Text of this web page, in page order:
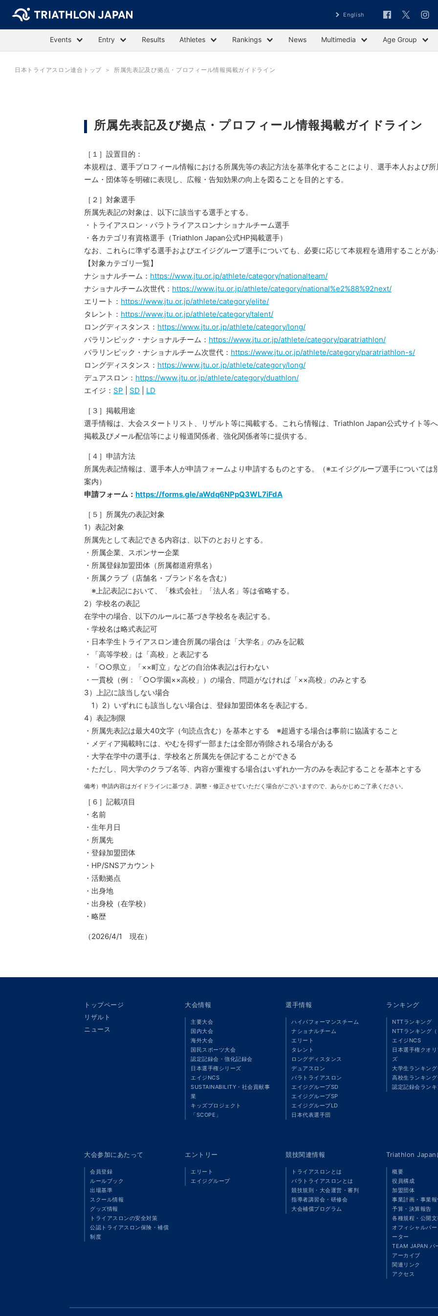
English
Events Entry Results Athletes Rankings News Multimedia Age Group
日本トライアスロン連合トップ 所属先表記及び拠点・プロフィール情報掲載ガイドライン
所属先表記及び拠点・プロフィール情報掲載ガイドライン
［１］設置目的：
本規程は、選手プロフィール情報における所属先等の表記方法を基準化することにより、選手本人および所
ーム・団体等を明確に表現し、広報・告知効果の向上を図ることを目的とする。
［２］対象選手
所属先表記の対象は、以下に該当する選手とする。
・トライアスロン・パラトライアスロンナショナルチーム選手
・各カテゴリ有資格選手（Triathlon Japan公式HP掲載選手）
なお、これらに準ずる選手およびエイジグループ選手についても、必要に応じて本規程を適用することがあ
【対象カテゴリ一覧】
ナショナルチーム： https://www.jtu.or.jp/athlete/category/nationalteam/
ナショナルチーム次世代： https://www.jtu.or.jp/athlete/category/national%e2%88%92next/
エリート： https://www.jtu.or.jp/athlete/category/elite/
タレント： https://www.jtu.or.jp/athlete/category/talent/
ロングディスタンス： https://www.jtu.or.jp/athlete/category/long/
パラリンピック・ナショナルチーム： https://www.jtu.or.jp/athlete/category/paratriathlon/
パラリンピック・ナショナルチーム次世代： https://www.jtu.or.jp/athlete/category/paratriathlon-s/
ロングディスタンス： https://www.jtu.or.jp/athlete/category/long/
デュアスロン： https://www.jtu.or.jp/athlete/category/duathlon/
エイジ： SP SD LD
［３］掲載用途
選手情報は、大会スタートリスト、リザルト等に掲載する。これら情報は、Triathlon Japan公式サイト等
掲載及びメール配信等により報道関係者、強化関係者等に提供する。
［４］申請方法
所属先表記情報は、選手本人が申請フォームより申請するものとする。（※エイジグループ選手については
案内）
申請フォーム： https://forms.gle/aWdq6NPpQ3WL7iFdA
［５］所属先の表記対象
1）表記対象
所属先として表記できる内容は、以下のとおりとする。
・所属企業、スポンサー企業
・所属登録加盟団体（所属都道府県名）
・所属クラブ（店舗名・ブランド名を含む）
※上記表記において、「株式会社」「法人名」等は省略する。
2）学校名の表記
在学中の場合、以下のルールに基づき学校名を表記する。
・学校名は略式表記可
・日本学生トライアスロン連合所属の場合は「大学名」のみを記載
・「高等学校」は「高校」と表記する
・「○○県立」「××町立」などの自治体表記は行わない
・一貫校（例：「○○学園××高校」）の場合、問題がなければ「××高校」のみとする
3）上記に該当しない場合
1）2）いずれにも該当しない場合は、登録加盟団体名を表記する。
4）表記制限
・所属先表記は最大40文字（句読点含む）を基本とする ※超過する場合は事前に協議すること
・メディア掲載時には、やむを得ず一部または全部が削除される場合がある
・大学在学中の選手は、学校名と所属先を併記することができる
・ただし、同大学のクラブ名等、内容が重複する場合はいずれか一方のみを表記することを基本とする
備考）申請内容はガイドラインに基づき、調整・修正させていただく場合がございますので、あらかじめご了承ください。
［６］記載項目
・名前
・生年月日
・所属先
・登録加盟団体
・HP/SNSアカウント
・活動拠点
・出身地
・出身校（在学校）
・略歴
（2026/4/1 現在）
トップページ
リザルト
ニュース
大会情報
主要大会
国内大会
海外大会
国民スポーツ大会
認定記録会・強化記録会
日本選手権シリーズ
エイジNCS
SUSTAINABILITY・社会貢献事
業
キッズプロジェクト
「SCOPE」
選手情報
ハイパフォーマンスチーム
ナショナルチーム
エリート
タレント
ロングディスタンス
デュアスロン
パラトライアスロン
エイジグループSD
エイジグループSP
エイジグループLD
日本代表選手団
ランキング
NTTランキング
NTTランキング
エイジNCS
日本選手権クオ
ズ
大学生ランキン
高校生ランキン
認定記録会ラン
大会参加にあたって
会員登録
ルールブック
出場基準
スクール情報
グッズ情報
トライアスロンの安全対策
公認トライアスロン保険・補償
制度
エントリー
エリート
エイジグループ
競技関連情報
トライアスロンとは
パラトライアスロンとは
競技規則・大会運営・審判
指導者講習会・研修会
大会補償プログラム
Triathlon Japan
概要
役員構成
加盟団体
事業計画・事業
予算・決算報告
各種規程・公開
オフィシャルパ
ーター
TEAM JAPAN パ
アーカイブ
関連リンク
アクセス